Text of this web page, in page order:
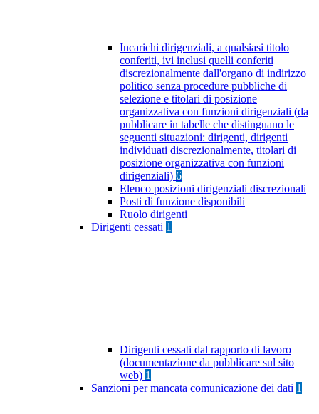
Incarichi dirigenziali, a qualsiasi titolo
conferiti, ivi inclusi quelli conferiti
discrezionalmente dall'organo di indirizzo
politico senza procedure pubbliche di
selezione e titolari di posizione
organizzativa con funzioni dirigenziali (da
pubblicare in tabelle che distinguano le
seguenti situazioni: dirigenti, dirigenti
individuati discrezionalmente, titolari di
posizione organizzativa con funzioni
dirigenziali) 6
Elenco posizioni dirigenziali discrezionali
Posti di funzione disponibili
Ruolo dirigenti
Dirigenti cessati 1
Dirigenti cessati dal rapporto di lavoro
(documentazione da pubblicare sul sito
web) 1
Sanzioni per mancata comunicazione dei dati 1